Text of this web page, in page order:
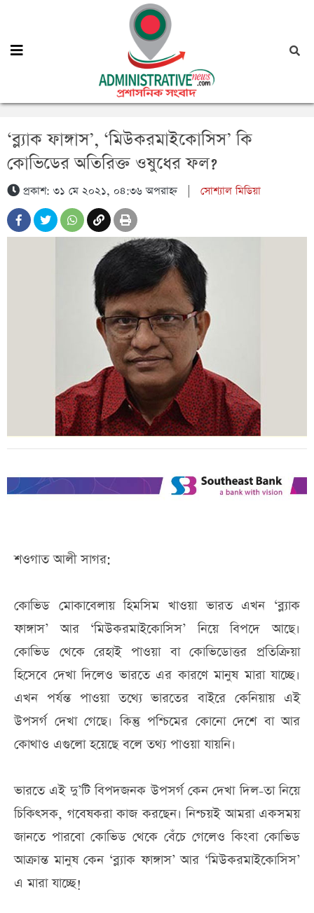
‘ব্ল্যাক ফাঙ্গাস’, ‘মিউকরমাইকোসিস’ কি
কোভিডের অতিরিক্ত ওষুধের ফল?
প্রকাশ: ৩১ মে ২০২১, ০৪:৩৬ অপরাহ্ন| সোশ্যাল মিডিয়া
শওগাত আলী সাগর:
কোভিড মোকাবেলায় হিমসিম খাওয়া ভারত এখন ‘ব্ল্যাক
ফাঙ্গাস’ আর ‘মিউকরমাইকোসিস’ নিয়ে বিপদে আছে।
কোভিড থেকে রেহাই পাওয়া বা কোভিডোত্তর প্রতিক্রিয়া
হিসেবে দেখা দিলেও ভারতে এর কারণে মানুষ মারা যাচ্ছে।
এখন পর্যন্ত পাওয়া তথ্যে ভারতের বাইরে কেনিয়ায় এই
উপসর্গ দেখা গেছে। কিন্তু পশ্চিমের কোনো দেশে বা আর
কোথাও এগুলো হয়েছে বলে তথ্য পাওয়া যায়নি।
ভারতে এই দু’টি বিপদজনক উপসর্গ কেন দেখা দিল-তা নিয়ে
চিকিৎসক, গবেষকরা কাজ করছেন। নিশ্চয়ই আমরা একসময়
জানতে পারবো কোভিড থেকে বেঁচে গেলেও কিংবা কোভিড
আক্রান্ত মানুষ কেন ‘ব্ল্যাক ফাঙ্গাস’ আর ‘মিউকরমাইকোসিস’
এ মারা যাচ্ছে!